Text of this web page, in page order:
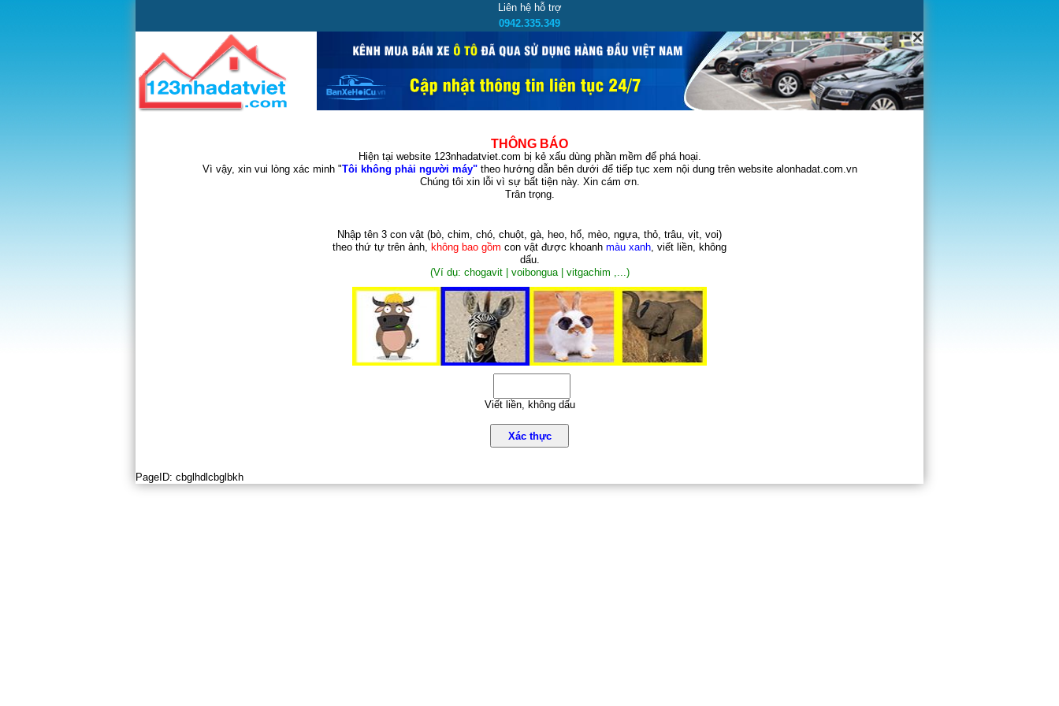
Liên hệ hỗ trợ
0942.335.349
THÔNG BÁO
Hiện tại website 123nhadatviet.com bị kẻ xấu dùng phần mềm để phá hoại.
Vì vậy, xin vui lòng xác minh "Tôi không phải người máy"theo hướng dẫn bên dưới để tiếp tục xem nội dung trên website alonhadat.com.vn
Chúng tôi xin lỗi vì sự bất tiện này. Xin cám ơn.
Trân trọng.
Nhập tên 3 con vật (bò, chim, chó, chuột, gà, heo, hổ, mèo, ngựa, thỏ, trâu, vịt, voi)
theo thứ tự trên ảnh, không bao gồm con vật được khoanh màu xanh, viết liền, không
dấu.
(Ví dụ: chogavit | voibongua | vitgachim ,...)
Viết liền, không dấu
Xác thực
PageID: cbglhdlcbglbkh